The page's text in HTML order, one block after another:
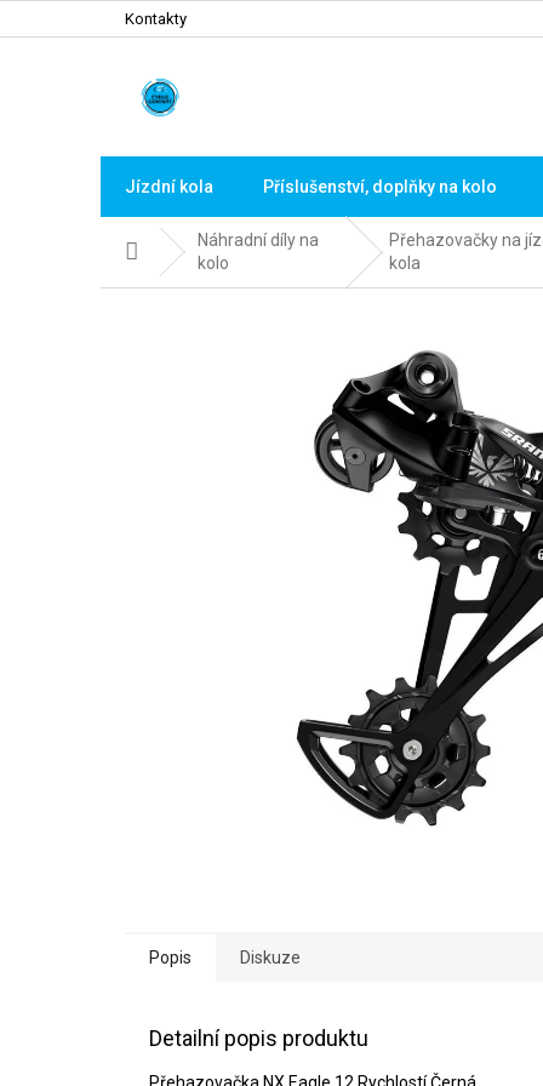
na
Kontakty
Jízdní kola Příslušenství, doplňky na kolo
Domů
Náhradní díly na
kolo
Přehazovačky na
kola
Popis Diskuze
Detailní popis produktu
Přehazovačka NX Eagle 12 Rychlostí Černá